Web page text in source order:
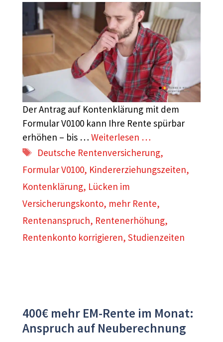
Der Antrag auf Kontenklärung mit dem
Formular V0100 kann Ihre Rente spürbar
erhöhen – bis … Weiterlesen …
Schlagwörter
Deutsche Rentenversicherung,
Formular V0100, Kindererziehungszeiten,
Kontenklärung, Lücken im
Versicherungskonto, mehr Rente,
Rentenanspruch, Rentenerhöhung,
Rentenkonto korrigieren, Studienzeiten
400€ mehr EM-Rente im Monat:
Anspruch auf Neuberechnung